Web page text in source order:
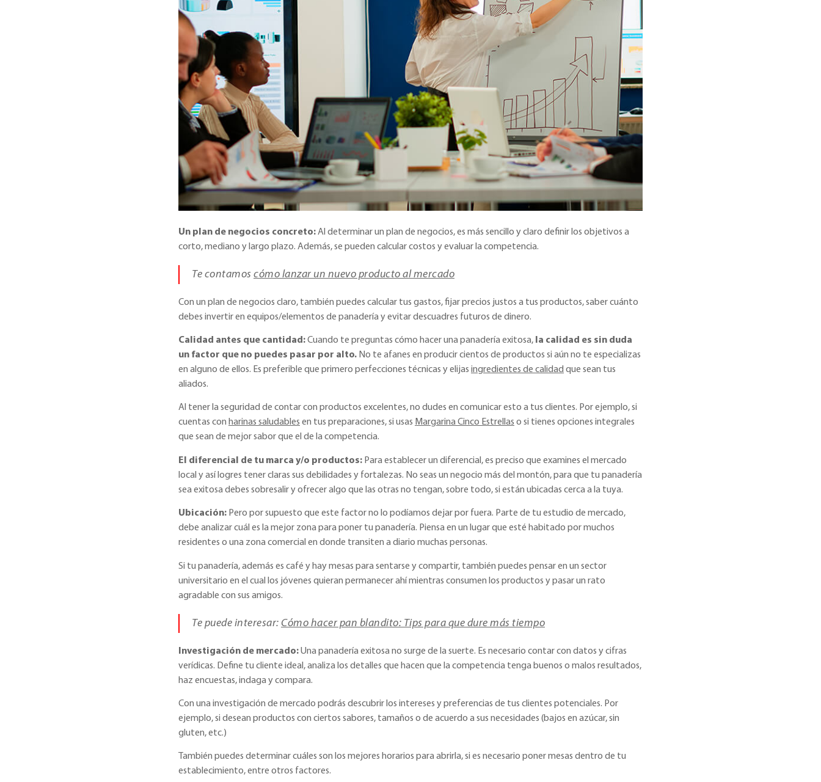
Un plan de negocios concreto:Al determinar un plan de negocios, es más sencillo y claro definir los objetivos a
corto, mediano y largo plazo. Además, se pueden calcular costos y evaluar la competencia.
Te contamos cómo lanzar un nuevo producto al mercado
Con un plan de negocios claro, también puedes calcular tus gastos, fijar precios justos a tus productos, saber cuánto
debes invertir en equipos/elementos de panadería y evitar descuadres futuros de dinero.
Calidad antes que cantidad:Cuando te preguntas cómo hacer una panadería exitosa, la calidad es sin duda
un factor que no puedes pasar por alto. No te afanes en producir cientos de productos si aún no te especializas
en alguno de ellos. Es preferible que primero perfecciones técnicas y elijas ingredientes de calidad que sean tus
aliados.
Al tener la seguridad de contar con productos excelentes, no dudes en comunicar esto a tus clientes. Por ejemplo, si
cuentas con harinas saludables en tus preparaciones, si usas Margarina Cinco Estrellas o si tienes opciones integrales
que sean de mejor sabor que el de la competencia.
El diferencial de tu marca y/o productos: Para establecer un diferencial, es preciso que examines el mercado
local y así logres tener claras sus debilidades y fortalezas. No seas un negocio más del montón, para que tu panadería
sea exitosa debes sobresalir y ofrecer algo que las otras no tengan, sobre todo, si están ubicadas cerca a la tuya.
Ubicación: Pero por supuesto que este factor no lo podíamos dejar por fuera. Parte de tu estudio de mercado,
debe analizar cuál es la mejor zona para poner tu panadería. Piensa en un lugar que esté habitado por muchos
residentes o una zona comercial en donde transiten a diario muchas personas.
Si tu panadería, además es café y hay mesas para sentarse y compartir, también puedes pensar en un sector
universitario en el cual los jóvenes quieran permanecer ahí mientras consumen los productos y pasar un rato
agradable con sus amigos.
Te puede interesar: Cómo hacer pan blandito: Tips para que dure más tiempo
Investigación de mercado:Una panadería exitosa no surge de la suerte. Es necesario contar con datos y cifras
verídicas. Define tu cliente ideal, analiza los detalles que hacen que la competencia tenga buenos o malos resultados,
haz encuestas, indaga y compara.
Con una investigación de mercado podrás descubrir los intereses y preferencias de tus clientes potenciales. Por
ejemplo, si desean productos con ciertos sabores, tamaños o de acuerdo a sus necesidades (bajos en azúcar, sin
gluten, etc.)
También puedes determinar cuáles son los mejores horarios para abrirla, si es necesario poner mesas dentro de tu
establecimiento, entre otros factores.